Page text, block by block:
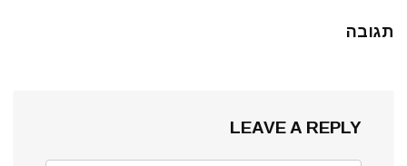
תגובה
LEAVE A REPLY